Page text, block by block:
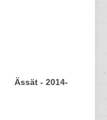
Ässät - 2014-